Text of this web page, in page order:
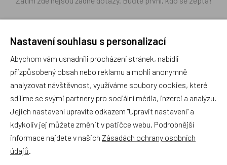
Recenze
Produkt zatím nemá žádné hodnocení,buďte první, kdo
produkt ohodnotí!
Přidat hodnocení
Nastavení souhlasu s personalizací
Abychom vám usnadnili procházení stránek, nabídli
přizpůsobený obsah nebo reklamu a mohli anonymně
analyzovat návštěvnost, využíváme soubory cookies, které
sdílíme se svými partnery pro sociální média, inzerci a analýzu.
Jejich nastavení upravíte odkazem "Upravit nastavení" a
kdykoliv jej můžete změnit v patičce webu. Podrobnější
informace najdete v našich Zásadách ochrany osobních
údajů